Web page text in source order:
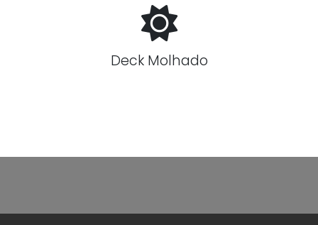
Deck Molhado